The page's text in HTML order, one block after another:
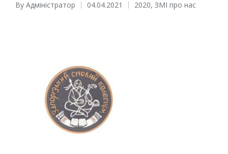
Posted
By Адміністратор 04.04.2021
Posted
2020, ЗМІ про нас